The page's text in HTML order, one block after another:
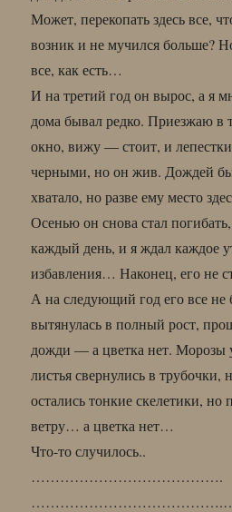
Может, перекопать здесь все,
возник и не мучился больше?
все, как есть…
И на третий год он вырос, а я
дома бывал редко. Приезжаю в
окно, вижу — стоит, и
черными, но он жив. Дождей
хватало, но разве ему место
Осенью он снова стал
каждый день, и я ждал каждое
избавления… Наконец, его не
А на следующий год его все
вытянулась в полный рост,
дожди — а цветка нет. Морозы
листья свернулись в трубочки,
остались тонкие скелетики,
ветру… а цветка нет…
Что-то случилось..
………………………………….
………………………………….